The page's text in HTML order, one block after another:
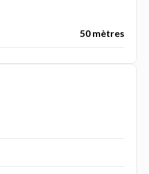
50 mètres